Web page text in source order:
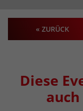
« ZURÜCK
Diese